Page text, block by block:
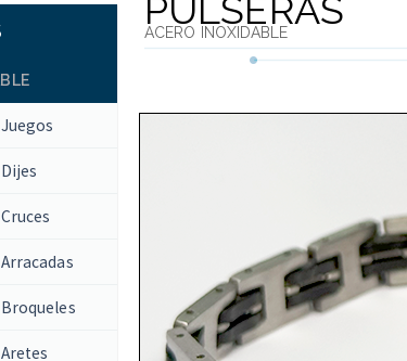
PULSERAS
ACERO INOXIDABLE